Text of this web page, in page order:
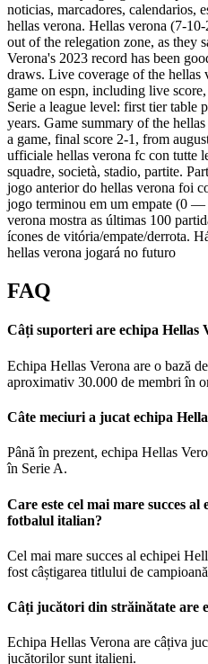
noticias, marcadores, calendarios,
hellas verona. Hellas verona (7-
out of the relegation zone, as they
Verona's 2023 record has been
draws. Live coverage of the hellas
game on espn, including live
Serie a league level: first tier table
years. Game summary of the
a game, final score 2-1, from
ufficiale hellas verona fc con tutte
squadre, società, stadio, partite.
jogo anterior do hellas verona foi
jogo terminou em um empate (0
verona mostra as últimas 100
ícones de vitória/empate/derrota.
hellas verona jogará no futuro
FAQ
Câți suporteri are echipa Hellas
Echipa Hellas Verona are o bază
aproximativ 30.000 de membri în
Câte meciuri a jucat echipa
Până în prezent, echipa Hellas
în Serie A.
Care este cel mai mare succes
fotbalul italian?
Cel mai mare succes al echipei
fost câștigarea titlului de
Câți jucători din străinătate are
Echipa Hellas Verona are câțiva
jucătorilor sunt italieni.